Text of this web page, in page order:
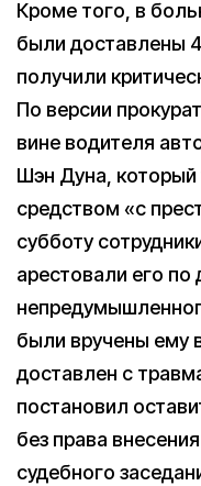
Кроме того, в
были доставлены
получили
По версии
вине водителя
Шэн Дуна,
средством «с
субботу
арестовали его по
были вручены ему
доставлен с
постановил
без права
судебного